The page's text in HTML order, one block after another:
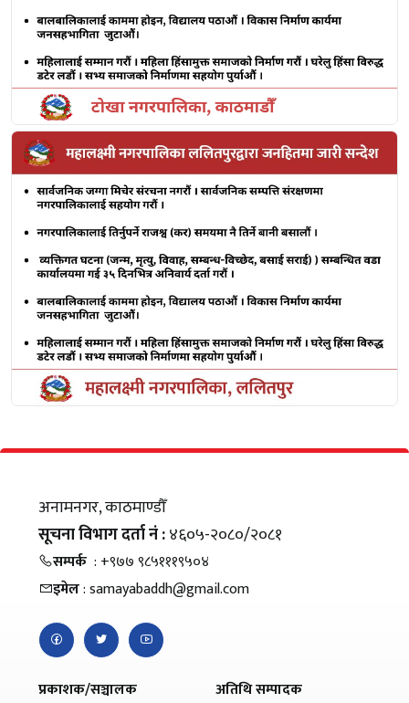
अनामनगर, काठमाण्डौँ
सूचना विभाग दर्ता नं :४६०५-२०८०/२०८१
सम्पर्क : +९७७ ९८५१११९५०४
इमेल: samayabaddh@gmail.com
प्रकाशक/सञ्चालक
अतिथि सम्पादक